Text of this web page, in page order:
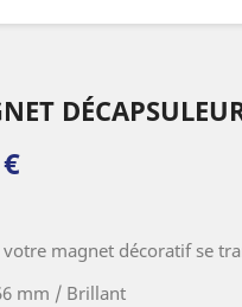
votre magnet décoratif se
mm / Brillant